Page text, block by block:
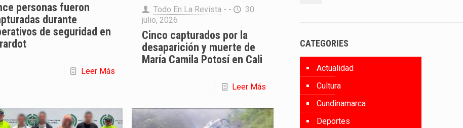
personas fueron
durante
de seguridad en
Leer Más
Todo En La Revista - -
30
julio, 2026
Cinco capturados por la
desaparición y muerte de
María Camila Potosí en Cali
Leer Más
CATEGORIES
Actualidad
Cultura
Cundinamarca
Deportes